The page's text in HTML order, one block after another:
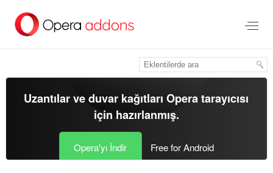
içeriğe
Uzantılar ve duvar kağıtlarıOpera tarayıcısı
için hazırlanmış.
Opera'yı İndir Free for Android